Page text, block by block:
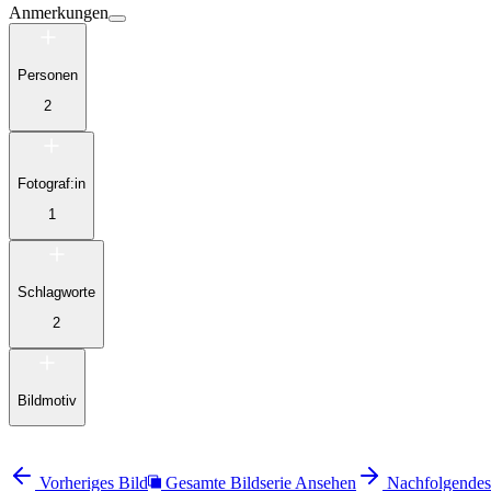
Anmerkungen
Personen
2
Fotograf:in
1
Schlagworte
2
Bildmotiv
Vorheriges Bild Gesamte Bildserie Ansehen